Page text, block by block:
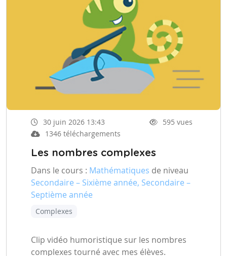
30 juin 2026 13:43
595 vues
1346 téléchargements
Les nombres complexes
Dans le cours : Mathématiques de niveau
Secondaire – Sixième année, Secondaire –
Septième année
Complexes
Clip vidéo humoristique sur les nombres
complexes tourné avec mes élèves.